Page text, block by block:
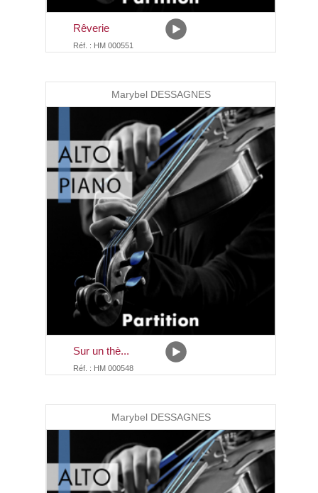
Rêverie
Réf. : HM 000551
Marybel DESSAGNES
Sur un thè...
Réf. : HM 000548
Marybel DESSAGNES